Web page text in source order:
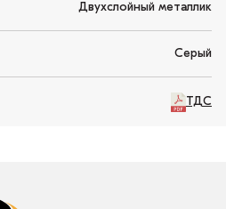
Двухслойный металлик
Серый
ТДС